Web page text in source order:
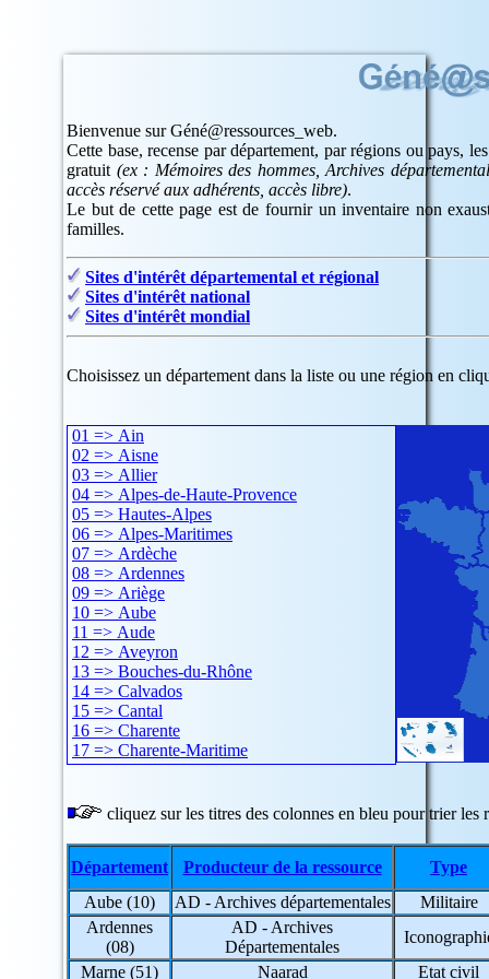
Bienvenue sur Géné@ressources_web.
Cette base, recense par département, par régions ou pays,
gratuit (ex : Mémoires des hommes, Archives
accès réservé aux adhérents, accès libre).
Le but de cette page est de fournir un inventaire non
familles.
Sites d'intérêt départemental et régional
Sites d'intérêt national
Sites d'intérêt mondial
Choisissez un département dans la liste ou une région en
01 => Ain
02 => Aisne
03 => Allier
04 => Alpes-de-Haute-Provence
05 => Hautes-Alpes
06 => Alpes-Maritimes
07 => Ardèche
08 => Ardennes
09 => Ariège
10 => Aube
11 => Aude
12 => Aveyron
13 => Bouches-du-Rhône
14 => Calvados
15 => Cantal
16 => Charente
17 => Charente-Maritime
18 => Cher
20 => Corse
21 => Côte-d'Or
22 => Côtes-d'Armor
23 => Creuse
24 => Dordogne
25 => Doubs
26 => Drôme
27 => Eure
28 => Eure-et-Loir
cliquez sur les titres des colonnes en bleu pour trier les
Département Producteur de la ressource
Type
Aube (10)
AD - Archives départementales
Militaire
Ardennes
(08)
AD - Archives
Départementales
Marne (51)
Naarad
Etat civil